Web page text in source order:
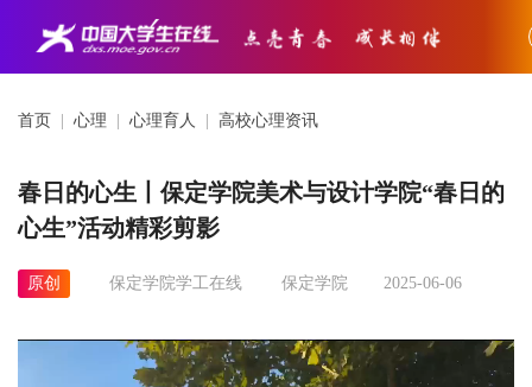
首页 心理 心理育人 高校心理资讯
春日的心生丨保定学院美术与设计学院“春日的
心生”活动精彩剪影
原创 保定学院学工在线 保定学院 2025-06-06